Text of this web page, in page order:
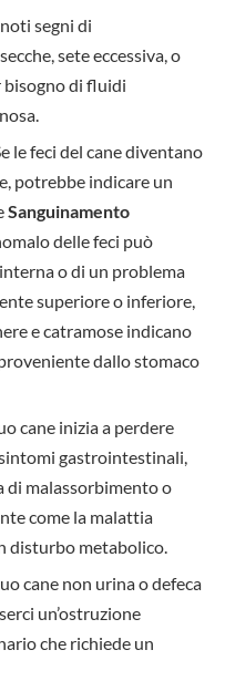
segni di
sete eccessiva, o
bisogno di fluidi
le feci del cane diventano
potrebbe indicare un
Sanguinamento
delle feci può
o di un problema
superiore o inferiore,
e catramose indicano
dallo stomaco
cane inizia a perdere
gastrointestinali,
di malassorbimento o
come la malattia
disturbo metabolico.
cane non urina o defeca
un’ostruzione
che richiede un